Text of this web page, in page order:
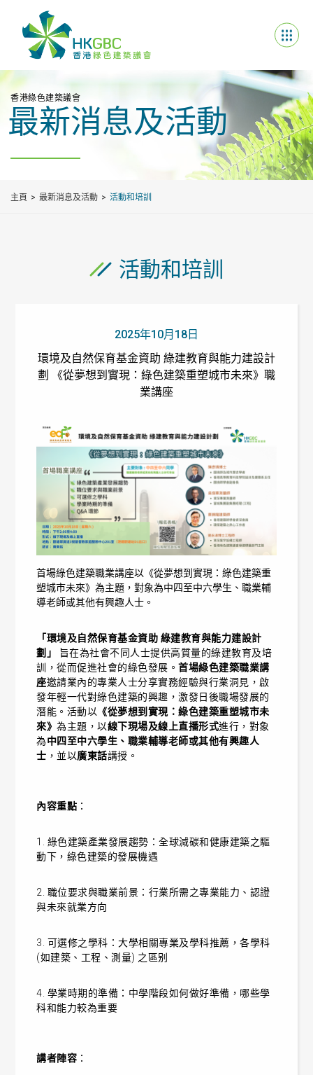
香港綠色建築議會
最新消息及活動
主頁 最新消息及活動 活動和培訓
活動和培訓
2025年10月18日
環境及自然保育基金資助 綠建教育與能力建設計
劃 《從夢想到實現：綠色建築重塑城市未來》職
業講座
首場綠色建築職業講座以《從夢想到實現：綠色建築重
塑城市未來》為主題，對象為中四至中六學生、職業輔
導老師或其他有興趣人士。
「環境及自然保育基金資助 綠建教育與能力建設計
劃」 旨在為社會不同人士提供高質量的綠建教育及培
訓，從而促進社會的綠色發展。首場綠色建築職業講
座邀請業內的專業人士分享實務經驗與行業洞見，啟
發年輕一代對綠色建築的興趣，激發日後職場發展的
潛能。活動以 《從夢想到實現：綠色建築重塑城市未
來》為主題，以線下現場及線上直播形式進行，對象
為中四至中六學生 、 職業輔導老師或其他有興趣人
士 ，並以廣東話講授。
內容重點 ：
1. 綠色建築產業發展趨勢 ：全球減碳和健康建築之驅
動下，綠色建築的發展機遇
2. 職位要求與職業前景：行業所需之專業能力、認證
與未來就業方向
3. 可選修之學科：大學相關專業及學科推薦 ，各學科
(如建築、工程、測量) 之區别
4. 學業時期的準備： 中學階段如何做好準備，哪些學
科和能力較為重要
講者陣容 ：